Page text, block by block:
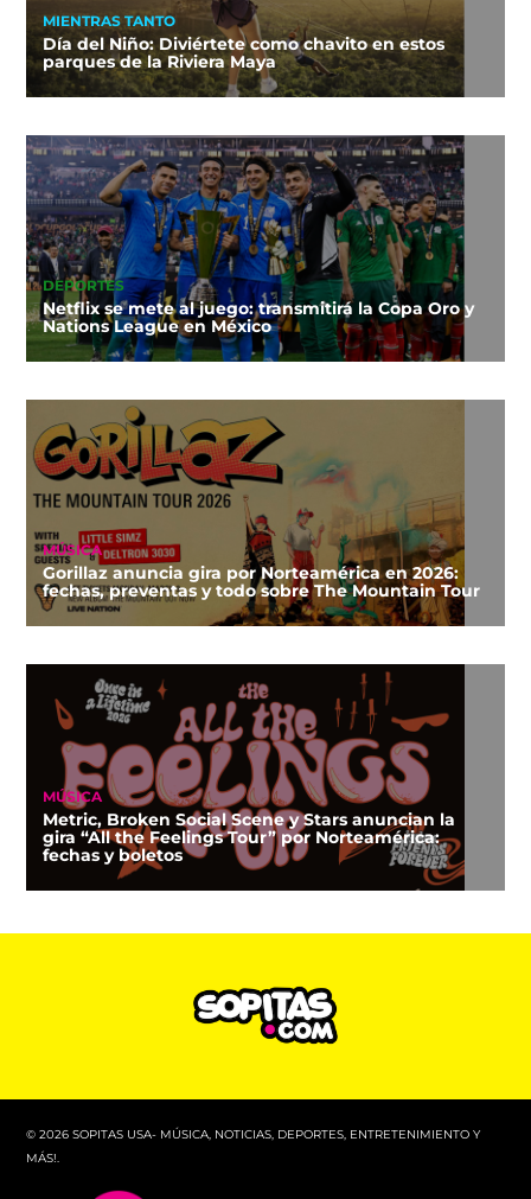
MIENTRAS TANTO
Día del Niño: Diviértete como chavito en estos
parques de la Riviera Maya
DEPORTES
Netflix se mete al juego: transmitirá la Copa Oro y
Nations League en México
MÚSICA
Gorillaz anuncia gira por Norteamérica en 2026:
fechas, preventas y todo sobre The Mountain Tour
MÚSICA
Metric, Broken Social Scene y Stars anuncian la
gira “All the Feelings Tour” por Norteamérica:
fechas y boletos
© 2026 SOPITAS USA- MÚSICA, NOTICIAS, DEPORTES, ENTRETENIMIENTO Y
MÁS!.